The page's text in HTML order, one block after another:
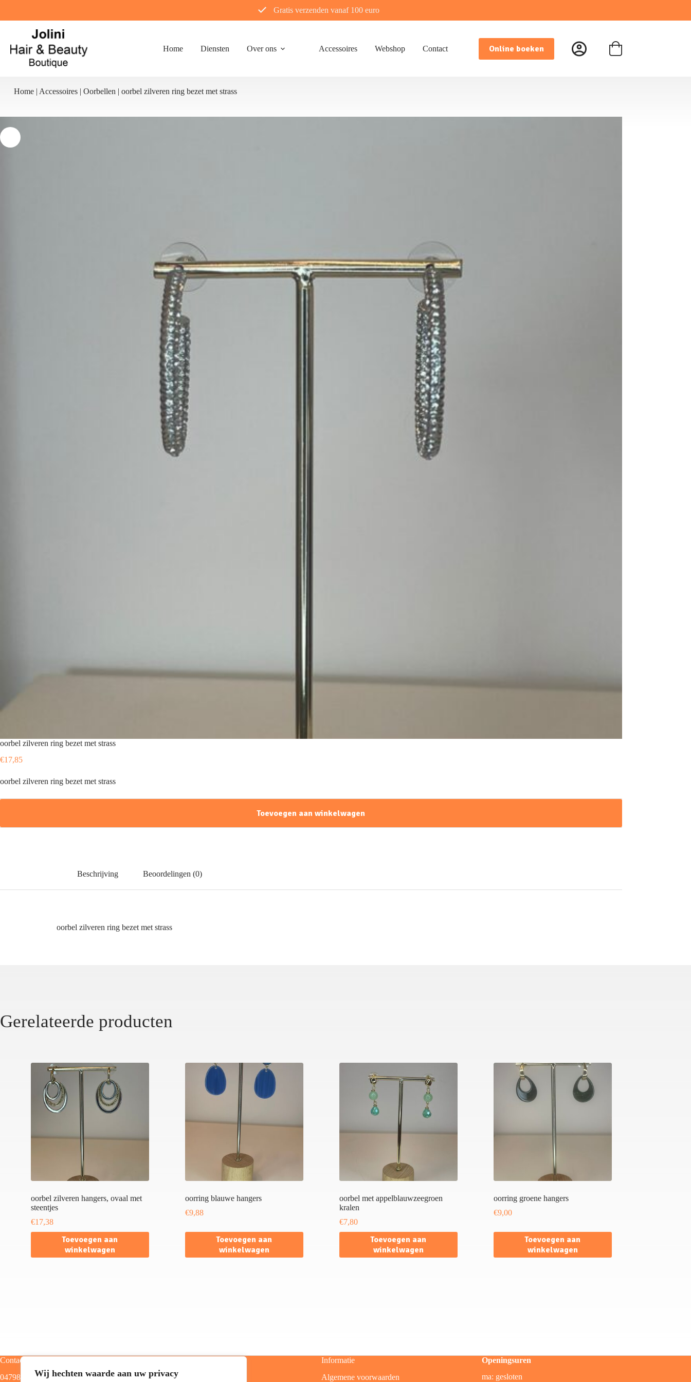
Wij hechten waarde aan uw privacy
de
Gratis verzenden vanaf 100 euro
Home Diensten Over ons Accessoires Webshop Contact Online boeken Winkelwagen
Home | Accessoires | Oorbellen | oorbel zilveren ring bezet met strass
oorbel zilveren ring bezet met strass
€17,85
oorbel zilveren ring bezet met strass
Toevoegen aan winkelwagen
Beschrijving Beoordelingen (0)
oorbel zilveren ring bezet met strass
Gerelateerde producten
oorbel zilveren hangers, ovaal met
steentjes
€17,38
Toevoegen aan
winkelwagen
oorring blauwe hangers
€9,88
Toevoegen aan
winkelwagen
oorbel met appelblauwzeegroen
kralen
€7,80
Toevoegen aan
winkelwagen
oorring groene hangers
€9,00
Toevoegen aan
winkelwagen
Contact
0479805129
Home
Informatie
Algemene voorwaarden
Openingsuren
ma: gesloten